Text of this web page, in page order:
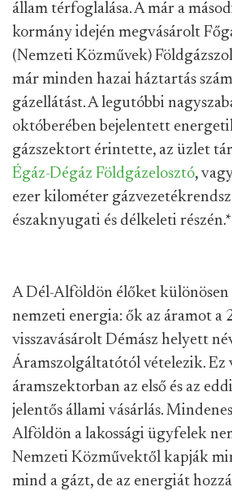
állam térfoglalása. A már a
kormány idején megvásárolt
(Nemzeti Közművek)
már minden hazai háztartás
gázellátást. A legutóbbi
októberében bejelentett
gázszektort érintette, az üzlet
Égáz-Dégáz Földgázelosztó,
ezer kilométer
északnyugati és délkeleti részén.*
A Dél-Alföldön élőket különösen
nemzeti energia: ők az áramot a
visszavásárolt Démász helyett
Áramszolgáltatótól vételezik. Ez
áramszektorban az első és az
jelentős állami vásárlás.
Alföldön a lakossági ügyfelek
Nemzeti Közművektől kapják
mind a gázt, de az energiát